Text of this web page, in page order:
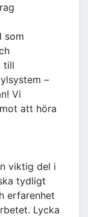
som
till
–
Vi
att höra
viktig del i
tydligt
erfarenhet
Lycka